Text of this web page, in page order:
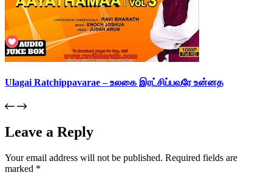
Ulagai Ratchippavarae – உலகை இரட்சிப்பவரே உன்னத
Leave a Reply
Your email address will not be published. Required fields are
marked *